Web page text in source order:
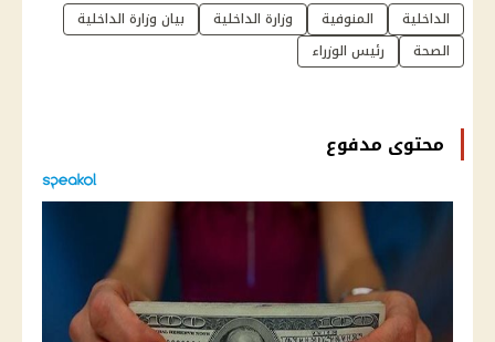
الداخلية المنوفية وزارة الداخلية
بيان وزارة الداخلية
الصحة
رئيس الوزراء
محتوى مدفوع